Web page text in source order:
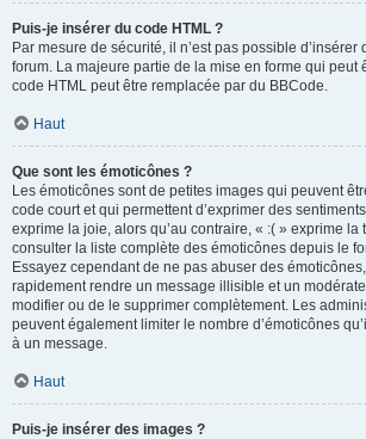
Puis-je insérer du code HTML ?
Par mesure de sécurité, il n’est pas possible d’insérer
forum. La majeure partie de la mise en forme qui peut
code HTML peut être remplacée par du BBCode.
Haut
Que sont les émoticônes ?
Les émoticônes sont de petites images qui peuvent
code court et qui permettent d’exprimer des
exprime la joie, alors qu’au contraire, « :( » exprime la
consulter la liste complète des émoticônes depuis le
Essayez cependant de ne pas abuser des
rapidement rendre un message illisible et un
modifier ou de le supprimer complètement. Les
peuvent également limiter le nombre d’émoticônes
à un message.
Haut
Puis-je insérer des images ?